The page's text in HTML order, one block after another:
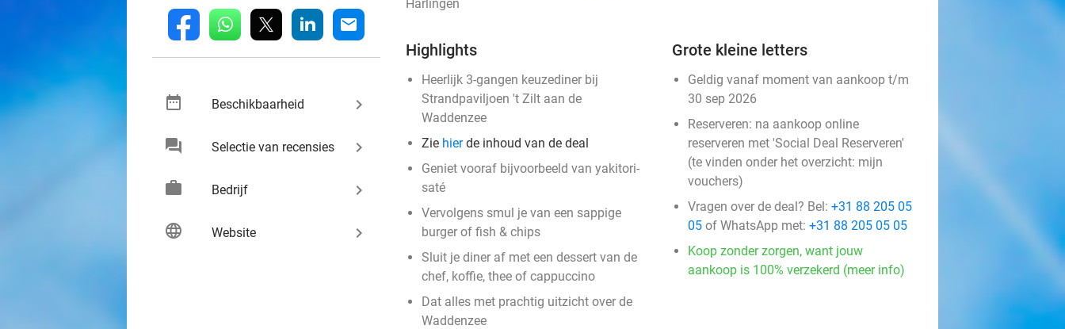
fb whatsapp linkedin mail
date_range Beschikbaarheid keyboard_arrow_right
chat Selectie van recensies keyboard_arrow_right
work Bedrijf keyboard_arrow_right
language Website keyboard_arrow_right
Harlingen
Highlights
Heerlijk 3-gangen keuzediner bij
Strandpaviljoen 't Zilt aan de
Waddenzee
Zie hierde inhoud van de deal
Geniet vooraf bijvoorbeeld van yakitori-
saté
Vervolgens smul je van een sappige
burger of fish & chips
Sluit je diner af met een dessert van de
chef, koffie, thee of cappuccino
Dat alles met prachtig uitzicht over de
Waddenzee
Grote kleine letters
Geldig vanaf moment van aankoop t/m
30 sep 2026
Reserveren: na aankoop online
reserveren met 'Social Deal Reserveren'
(te vinden onder het overzicht: mijn
vouchers)
Vragen over de deal? Bel: +31 88 205 05
05 of WhatsApp met: +31 88 205 05 05
Koop zonder zorgen, want jouw
aankoop is 100% verzekerd (meer info)